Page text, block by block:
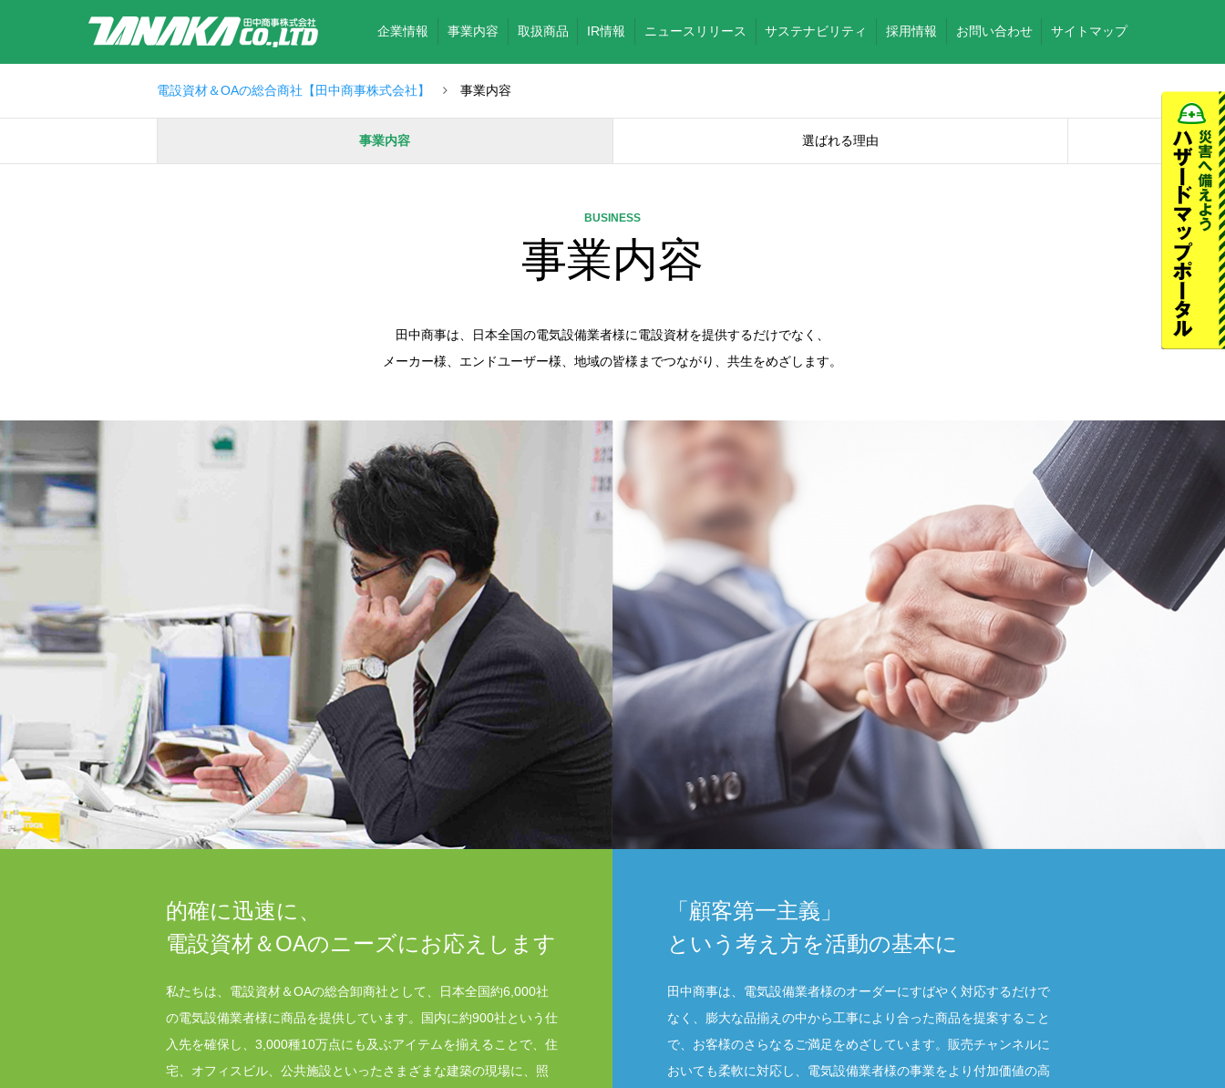
企業情報 事業内容 取扱商品 IR情報 ニュースリリース サステナビリティ 採用情報 お問い合わせ サイトマップ
電設資材＆OAの総合商社【田中商事株式会社】 事業内容
事業内容 選ばれる理由
BUSINESS
事業内容
田中商事は、日本全国の電気設備業者様に電設資材を提供するだけでなく、
メーカー様、エンドユーザー様、地域の皆様までつながり、共生をめざします。
的確に迅速に、
電設資材＆OAのニーズにお応えします
私たちは、電設資材＆OAの総合卸商社として、日本全国約6,000社
の電気設備業者様に商品を提供しています。国内に約900社という仕
入先を確保し、3,000種10万点にも及ぶアイテムを揃えることで、住
宅、オフィスビル、公共施設といったさまざまな建築の現場に、照
「顧客第一主義」
という考え方を活動の基本に
田中商事は、電気設備業者様のオーダーにすばやく対応するだけで
なく、膨大な品揃えの中から工事により合った商品を提案すること
で、お客様のさらなるご満足をめざしています。販売チャンネルに
おいても柔軟に対応し、電気設備業者様の事業をより付加価値の高